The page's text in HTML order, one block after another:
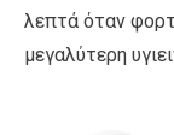
λεπτά όταν
μεγαλύτερη